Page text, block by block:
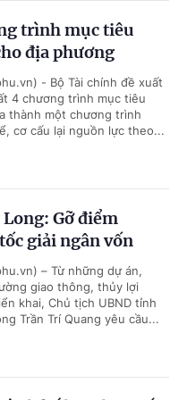
trình mục tiêu
địa phương
- Bộ Tài chính đề xuất
4 chương trình mục tiêu
thành một chương trình
cơ cấu lại nguồn lực theo...
Gỡ điểm
giải ngân vốn
– Từ những dự án,
giao thông, thủy lợi
khai, Chủ tịch UBND tỉnh
Trần Trí Quang yêu cầu...